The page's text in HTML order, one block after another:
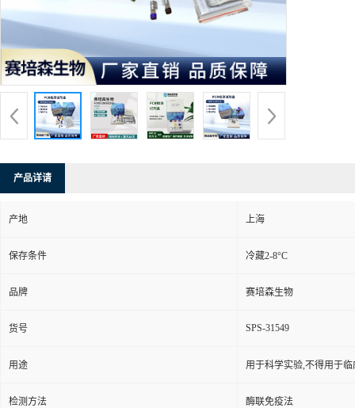
产品详请
产地 上海
保存条件 冷藏2-8°C
品牌 赛培森生物
货号 SPS-31549
用途 用于科学实验,不得用于临
检测方法 酶联免疫法